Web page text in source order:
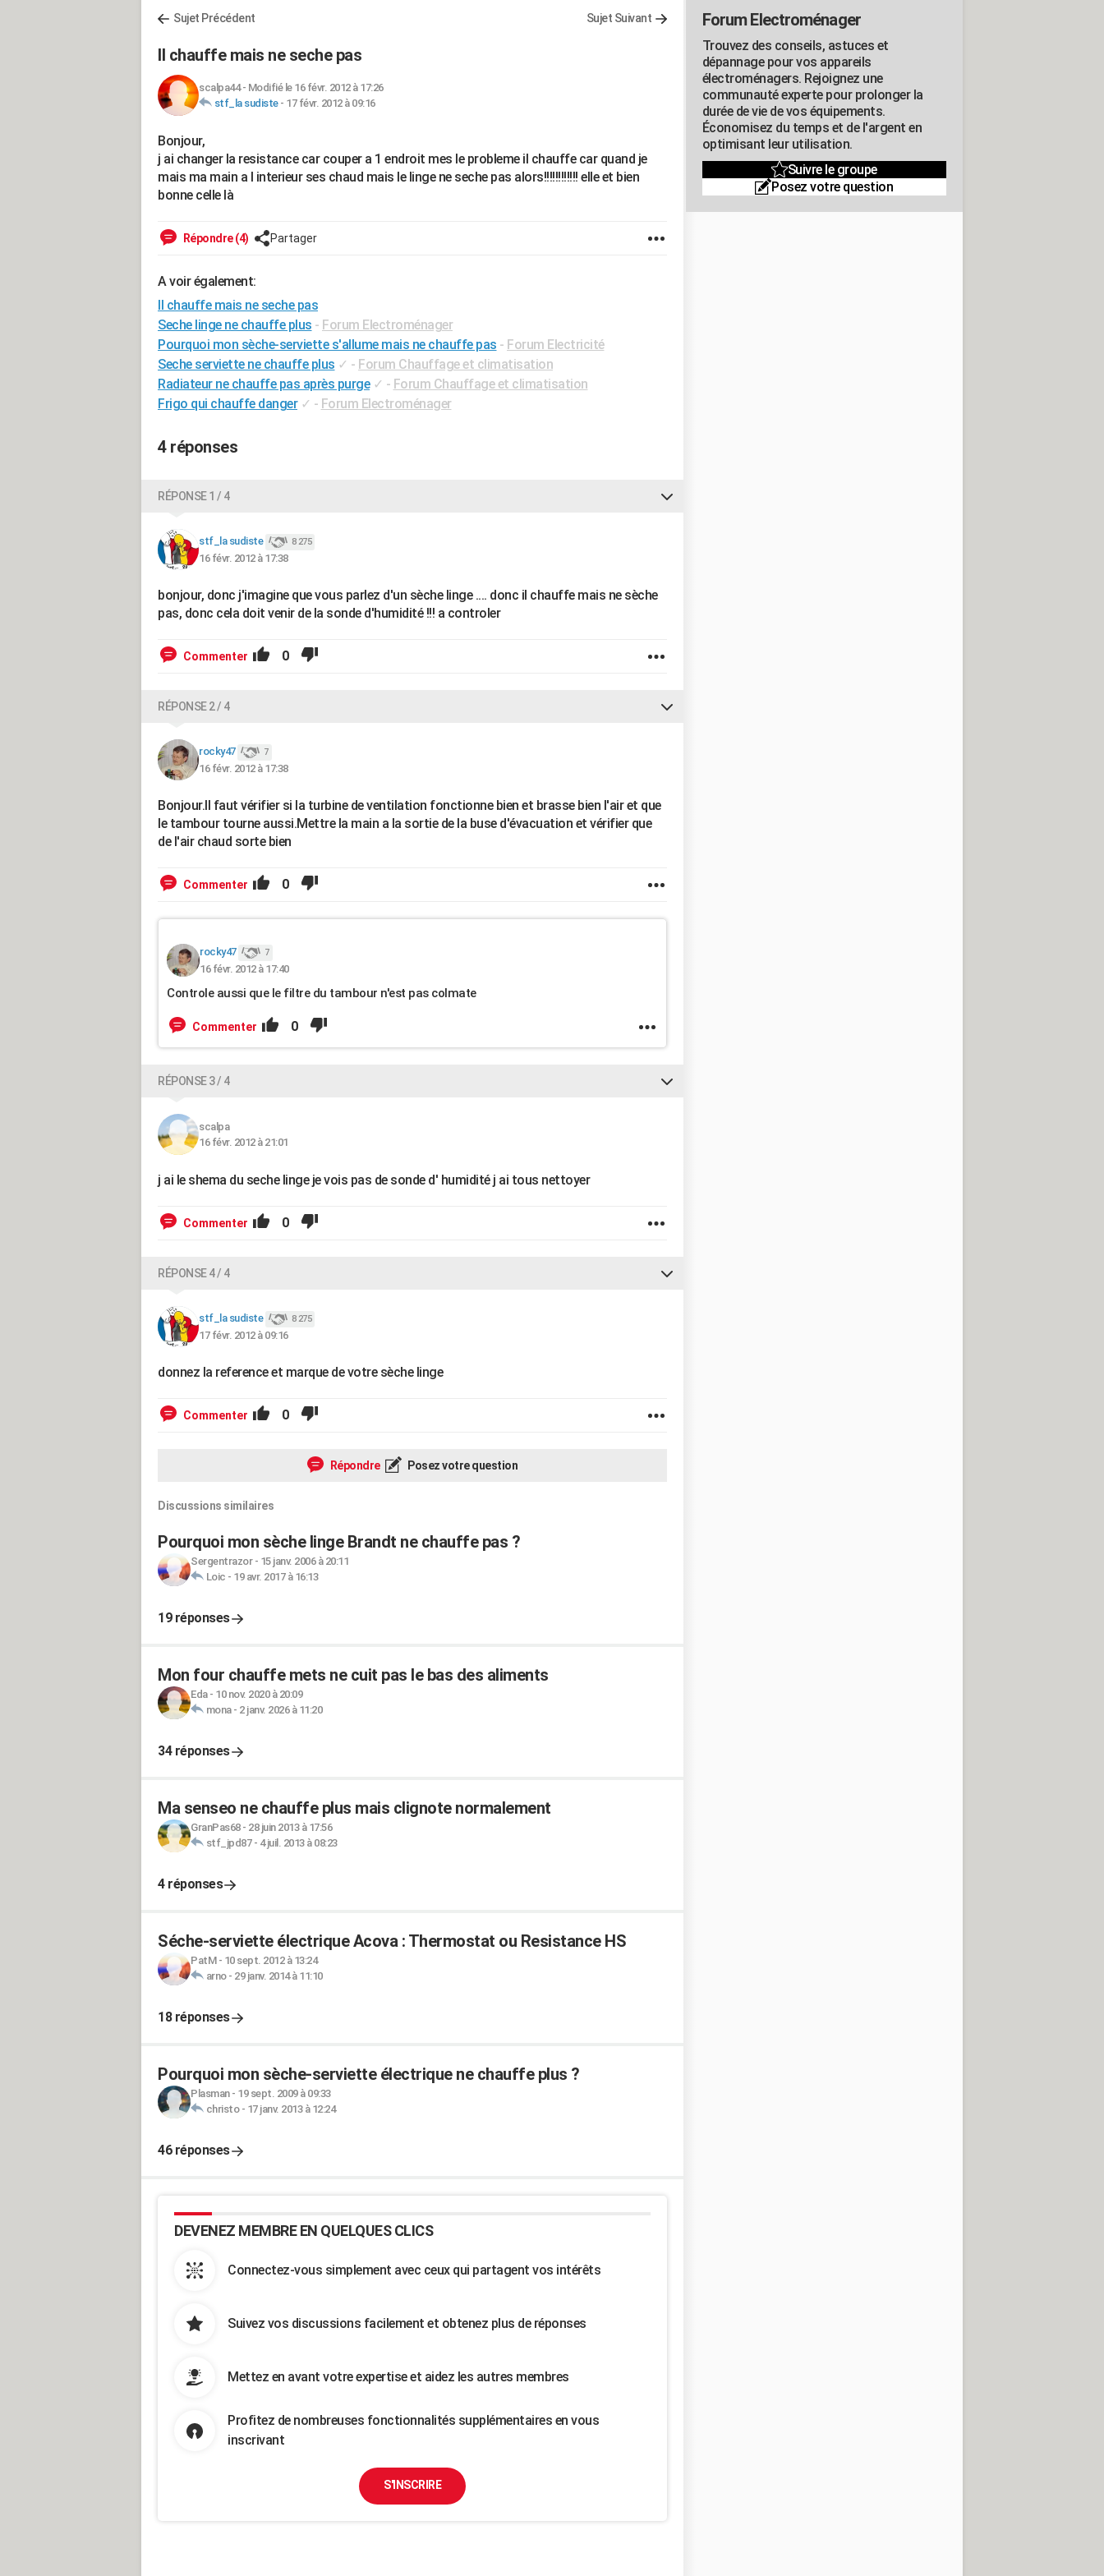
Sujet Précédent Sujet Suivant
Il chauffe mais ne seche pas
scalpa44- Modifié le 16 févr. 2012 à 17:26
stf_la sudiste- 17 févr. 2012 à 09:16
Bonjour,
j ai changer la resistance car couper a 1 endroit mes le probleme il chauffe car quand je
mais ma main a l interieur ses chaud mais le linge ne seche pas alors!!!!!!!!!!!! elle et bien
bonne celle là
Répondre (4) Partager
A voir également:
Il chauffe mais ne seche pas
Seche linge ne chauffe plus - Forum Electroménager
Pourquoi mon sèche-serviette s'allume mais ne chauffe pas - Forum Electricité
Seche serviette ne chauffe plus ✓ - Forum Chauffage et climatisation
Radiateur ne chauffe pas après purge ✓ - Forum Chauffage et climatisation
Frigo qui chauffe danger ✓ - Forum Electroménager
4 réponses
RÉPONSE 1 / 4
stf_la sudiste 8 275
16 févr. 2012 à 17:38
bonjour, donc j'imagine que vous parlez d'un sèche linge .... donc il chauffe mais ne sèche
pas, donc cela doit venir de la sonde d'humidité !!! a controler
Commenter 0
RÉPONSE 2 / 4
rocky47 7
16 févr. 2012 à 17:38
Bonjour.Il faut vérifier si la turbine de ventilation fonctionne bien et brasse bien l'air et que
le tambour tourne aussi.Mettre la main a la sortie de la buse d'évacuation et vérifier que
de l'air chaud sorte bien
Commenter 0
rocky47 7
16 févr. 2012 à 17:40
Controle aussi que le filtre du tambour n'est pas colmate
Commenter 0
RÉPONSE 3 / 4
scalpa
16 févr. 2012 à 21:01
j ai le shema du seche linge je vois pas de sonde d' humidité j ai tous nettoyer
Commenter 0
RÉPONSE 4 / 4
stf_la sudiste 8 275
17 févr. 2012 à 09:16
donnez la reference et marque de votre sèche linge
Commenter 0
Répondre Posez votre question
Discussions similaires
Pourquoi mon sèche linge Brandt ne chauffe pas ?
Sergentrazor- 15 janv. 2006 à 20:11
Loic - 19 avr. 2017 à 16:13
19 réponses
Mon four chauffe mets ne cuit pas le bas des aliments
Eda- 10 nov. 2020 à 20:09
mona- 2 janv. 2026 à 11:20
34 réponses
Ma senseo ne chauffe plus mais clignote normalement
GranPas68- 28 juin 2013 à 17:56
stf_jpd87- 4 juil. 2013 à 08:23
4 réponses
Séche-serviette électrique Acova : Thermostat ou Resistance HS
PatM- 10 sept. 2012 à 13:24
arno- 29 janv. 2014 à 11:10
18 réponses
Pourquoi mon sèche-serviette électrique ne chauffe plus ?
Plasman- 19 sept. 2009 à 09:33
christo- 17 janv. 2013 à 12:24
46 réponses
DEVENEZ MEMBRE EN QUELQUES CLICS
Connectez-vous simplement avec ceux qui partagent vos intérêts
Suivez vos discussions facilement et obtenez plus de réponses
Mettez en avant votre expertise et aidez les autres membres
Profitez de nombreuses fonctionnalités supplémentaires en vous
inscrivant
S'INSCRIRE
Forum Electroménager
Trouvez des conseils, astuces et
dépannage pour vos appareils
électroménagers. Rejoignez une
communauté experte pour prolonger la
durée de vie de vos équipements.
Économisez du temps et de l'argent en
optimisant leur utilisation.
Suivre le groupe
Posez votre question